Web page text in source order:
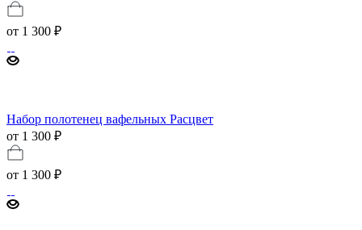
от 1 300 ₽
Набор полотенец вафельных Расцвет
от 1 300 ₽
от 1 300 ₽